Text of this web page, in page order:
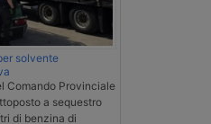
solvente
Comando Provinciale
a sequestro
di benzina di